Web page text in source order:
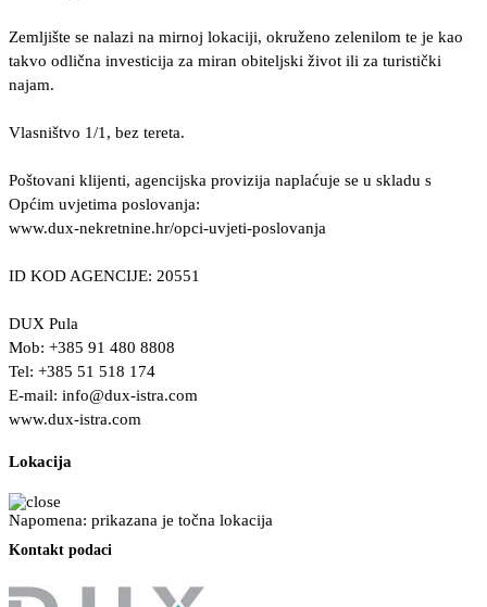
Zemljište se nalazi na mirnoj lokaciji, okruženo zelenilom te je kao
takvo odlična investicija za miran obiteljski život ili za turistički
najam.
Vlasništvo 1/1, bez tereta.
Poštovani klijenti, agencijska provizija naplaćuje se u skladu s
Općim uvjetima poslovanja:
www.dux-nekretnine.hr/opci-uvjeti-poslovanja
ID KOD AGENCIJE: 20551
DUX Pula
Mob: +385 91 480 8808
Tel: +385 51 518 174
E-mail: info@dux-istra.com
www.dux-istra.com
Lokacija
Napomena: prikazana je točna lokacija
Kontakt podaci